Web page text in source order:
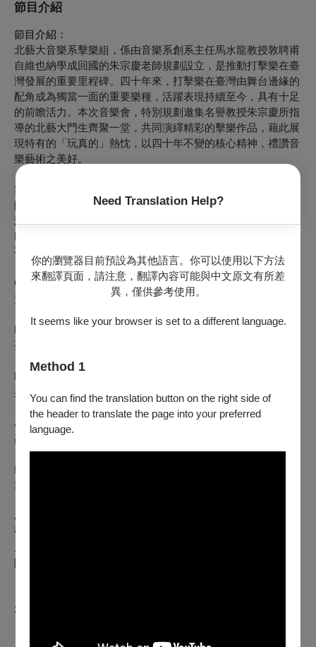
Need Translation Help?
你的瀏覽器目前預設為其他語言。你可以使用以下方法
來翻譯頁面，請注意，翻譯內容可能與中文原文有所差
異，僅供參考使用。
It seems like your browser is set to a different language.
Method 1
You can find the translation button on the right side of
the header to translate the page into your preferred
language.
節目介紹
節目介紹：
北藝大音樂系擊樂組，係由音樂系創系主任馬水龍教授敦聘甫
自維也納學成回國的朱宗慶老師規劃設立，是推動打擊樂在臺
灣發展的重要里程碑。四十年來，打擊樂在臺灣由舞台邊緣的
配角成為獨當一面的重要樂種，活躍表現持續至今，具有十足
的前瞻活力。本次音樂會，特別規劃邀集名譽教授朱宗慶所指
導的北藝大門生齊聚一堂，共同演繹精彩的擊樂作品，藉此展
現特有的「玩真的」熱忱，以四十年不變的核心精神，禮讚音
樂藝術之美好。
製作單位：
國立臺北藝術大學 音樂學院音樂學系
演出曲目與人員：
Nathan Daughtrey: Silent Canyons
孔裕慈、吳沛奕、戴孟穎、曾新全、蔡孟孜
Caleb Puckering: Electro-phantasm
黃佳莉、范聖弘、蔡淑敏、蘇薇之、林奕彣
Marc Mellits: Clocks in motion
孫綾、翁明榆、周芸如、林君庭、謝宛錚
Emmanuel Sejourne: Attraction 2
吳思珊、吳珮菁、黃堃儼、何鴻棋、林敬華、李依琳、鄭翔耀
John Psathas: Kyoto
高瀚諺、李佩洵、陳妙妃、陳宏岳、彭瀞瑩
Ivan Mendoza: Adelant
葉靜怡、孫名箴、賴旻宜、楊惠蓁、黃子臻
Jacob Remington: Norrskens Dans
張覺文、吳思珊、吳珮菁、黃堃儼、何鴻棋、李佩洵、
陳妙妃、陳豪恩、曾新全、許榮恩、彭瀞瑩、李翠芸
2022北藝大校慶40週年–音樂學院系列音樂會
★10/22(六)15:00